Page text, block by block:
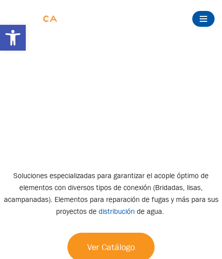
Saltar
al
contenido
Soluciones especializadas para garantizar el acople óptimo de
elementos con diversos tipos de conexión (Bridadas, lisas,
acampanadas). Elementos para reparación de fugas y más para sus
proyectos de distribución de agua.
Ver Catálogo
Abrir barra de herramientas